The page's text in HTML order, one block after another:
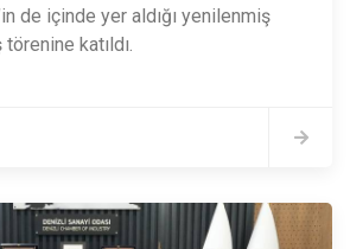
de içinde yer aldığı yenilenmiş
katıldı.